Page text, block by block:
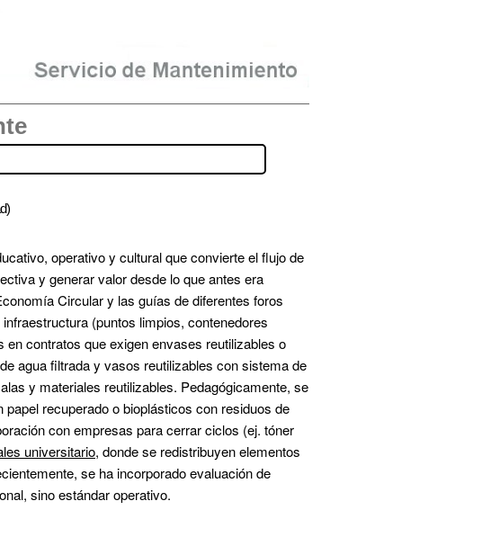
operativo y cultural que convierte el flujo de
y generar valor desde lo que antes era
Circular y las guías de diferentes foros
(puntos limpios, contenedores
contratos que exigen envases reutilizables o
agua filtrada y vasos reutilizables con sistema de
y materiales reutilizables. Pedagógicamente, se
recuperado o bioplásticos con residuos de
con empresas para cerrar ciclos (ej. tóner
universitario, donde se redistribuyen elementos
se ha incorporado evaluación de
sino estándar operativo.